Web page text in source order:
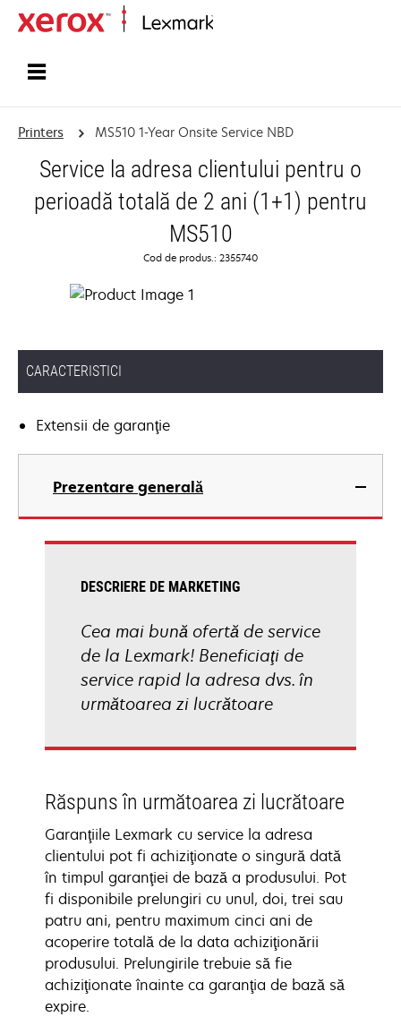
Printers MS510 1-Year Onsite Service NBD
Service la adresa clientului pentru o
perioadă totală de 2 ani (1+1) pentru
MS510
Cod de produs.: 2355740
CARACTERISTICI
Extensii de garanţie
Prezentare generală
DESCRIERE DE MARKETING
Cea mai bună ofertă de service
de la Lexmark! Beneficiaţi de
service rapid la adresa dvs. în
următoarea zi lucrătoare
Răspuns în următoarea zi lucrătoare
Garanţiile Lexmark cu service la adresa
clientului pot fi achiziţionate o singură dată
în timpul garanţiei de bază a produsului. Pot
fi disponibile prelungiri cu unul, doi, trei sau
patru ani, pentru maximum cinci ani de
acoperire totală de la data achiziţionării
produsului. Prelungirile trebuie să fie
achiziţionate înainte ca garanţia de bază să
expire.